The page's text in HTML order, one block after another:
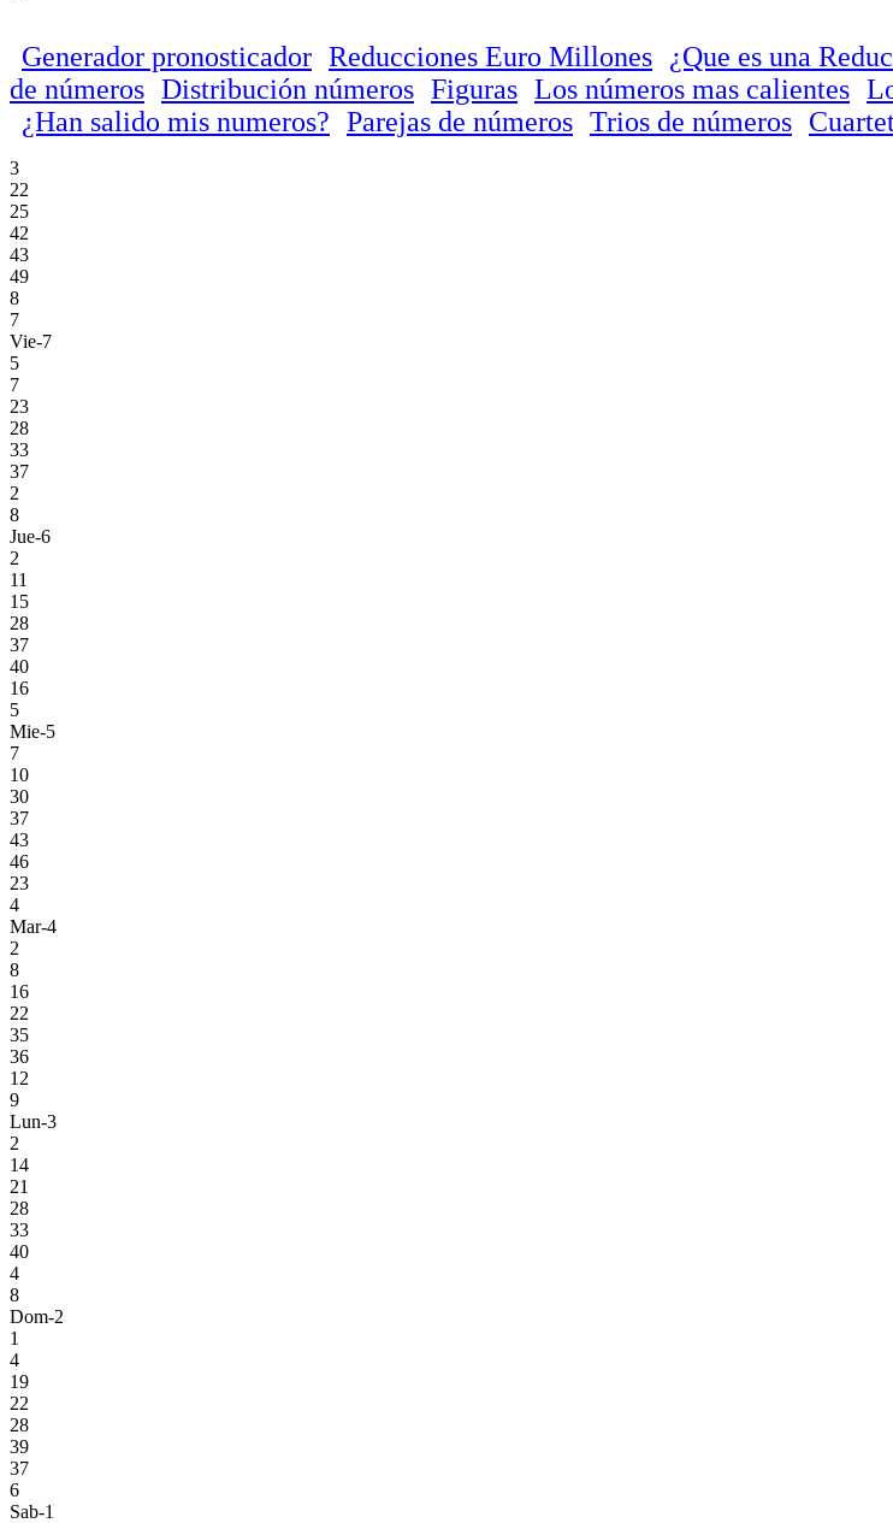
Generador pronosticador Reducciones Euro Millones ¿Que es una
de números Distribución números Figuras Los números mas calientes
¿Han salido mis numeros? Parejas de números Trios de números
3
22
25
42
43
49
8
7
Vie-7
5
7
23
28
33
37
2
8
Jue-6
2
11
15
28
37
40
16
5
Mie-5
7
10
30
37
43
46
23
4
Mar-4
2
8
16
22
35
36
12
9
Lun-3
2
14
21
28
33
40
4
8
Dom-2
1
4
19
22
28
39
37
6
Sab-1